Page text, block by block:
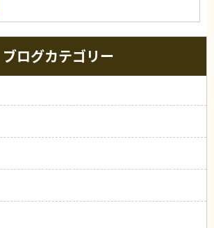
ブログカテゴリー